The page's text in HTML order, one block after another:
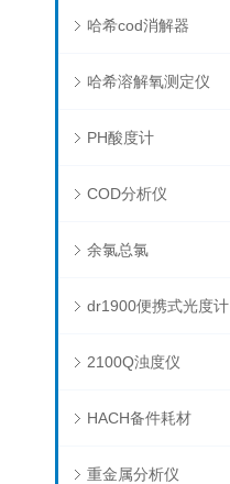
哈希cod消解器
哈希溶解氧测定仪
PH酸度计
COD分析仪
余氯总氯
dr1900便携式光度计
2100Q浊度仪
HACH备件耗材
重金属分析仪